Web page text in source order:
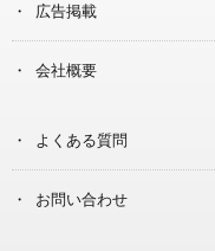
広告掲載
会社概要
よくある質問
お問い合わせ